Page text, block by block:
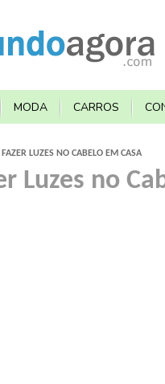
MODA CARROS
LUZES NO CABELO EM CASA
Luzes no